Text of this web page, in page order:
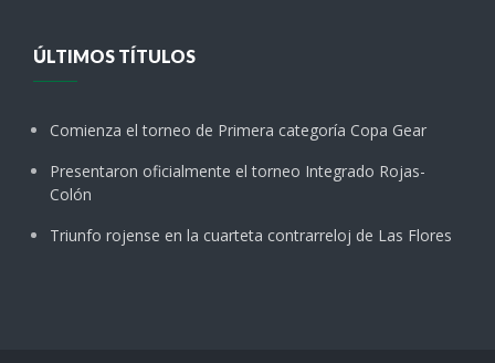
ÚLTIMOS TÍTULOS
Comienza el torneo de Primera categoría Copa Gear
Presentaron oficialmente el torneo Integrado Rojas-
Colón
Triunfo rojense en la cuarteta contrarreloj de Las Flores